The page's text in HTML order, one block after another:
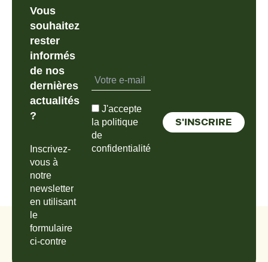
Vous
souhaitez
rester
informés
de nos
dernières
actualités
?
Inscrivez-
vous à
notre
newsletter
en utilisant
le
formulaire
ci-contre
J'accepte
la politique
de
confidentialité